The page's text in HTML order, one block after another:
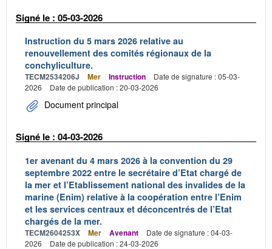
Signé le : 05-03-2026
Instruction du 5 mars 2026 relative au
renouvellement des comités régionaux de la
conchyliculture.
TECM2534206J Mer Instruction
Date de signature : 05-03-
2026
Date de publication : 20-03-2026
Document principal
Signé le : 04-03-2026
1er avenant du 4 mars 2026 à la convention du 29
septembre 2022 entre le secrétaire d’Etat chargé de
la mer et l’Etablissement national des invalides de la
marine (Enim) relative à la coopération entre l’Enim
et les services centraux et déconcentrés de l’Etat
chargés de la mer.
TECM2604253X Mer Avenant
Date de signature : 04-03-
2026
Date de publication : 24-03-2026